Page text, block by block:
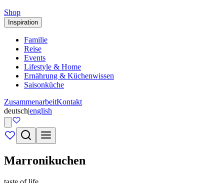
Shop
Inspiration
Familie
Reise
Events
Lifestyle & Home
Ernährung & Küchenwissen
Saisonküche
ZusammenarbeitKontakt
deutsch|english
Marronikuchen